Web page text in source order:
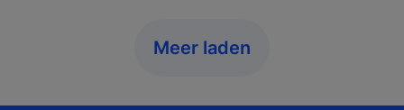
Meer laden